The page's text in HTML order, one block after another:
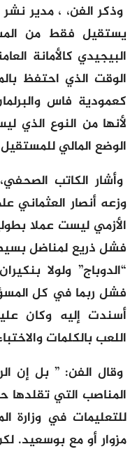
وذكر الفن، ، مدير نشر
يستقيل فقط من
البيجيدي كالأمانة
الوقت الذي احتفظ
كعمودية فاس
لأنها من النوع الذي
الوضع المالي
وأشار الكاتب
وزعه أنصار العثماني
الأزمي ليست عملا
فشل ذريع لمناضل
“الدوباج” ولولا
فشل ربما في كل
أسندت إليه وكان
اللعب بالكلمات
وقال الفن: ” بل إن
المناصب التي تقلدها
للتعليمات في وزارة
مزوار أو مع بوسعيد.